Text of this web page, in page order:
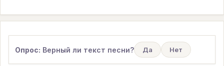
Опрос: Верный ли текст песни? Да Нет